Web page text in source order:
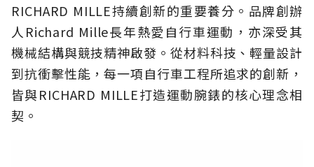
RICHARD MILLE持續創新的重要養分。品牌創辦
人Richard Mille長年熱愛自行車運動，亦深受其
機械結構與競技精神啟發。從材料科技、輕量設計
到抗衝擊性能，每一項自行車工程所追求的創新，
皆與RICHARD MILLE打造運動腕錶的核心理念相
契。